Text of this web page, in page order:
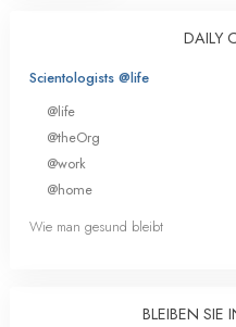
DAILY
Scientologists @life
@life
@theOrg
@work
@home
Wie man gesund bleibt
BLEIBEN SIE